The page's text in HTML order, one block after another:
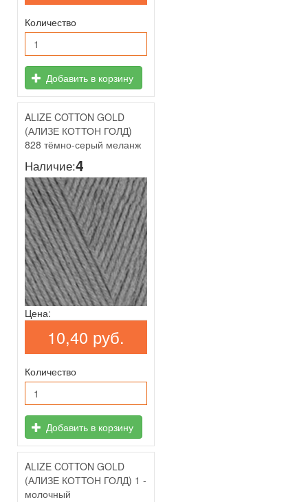
Количество
Добавить в корзину
ALIZE COTTON GOLD
(АЛИЗЕ КОТТОН ГОЛД)
828 тёмно-серый меланж
Наличие:4
Цена:
10,40 руб.
Количество
Добавить в корзину
ALIZE COTTON GOLD
(АЛИЗЕ КОТТОН ГОЛД) 1 -
молочный